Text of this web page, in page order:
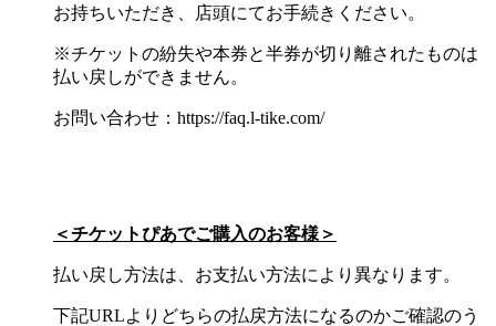
お持ちいただき、店頭にてお手続きください。
※チケットの紛失や本券と半券が切り離されたものは
払い戻しができません。
お問い合わせ：https://faq.l-tike.com/
＜チケットぴあでご購入のお客様＞
払い戻し方法は、お支払い方法により異なります。
下記URLよりどちらの払戻方法になるのかご確認のう